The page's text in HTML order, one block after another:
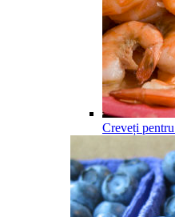
Creveți